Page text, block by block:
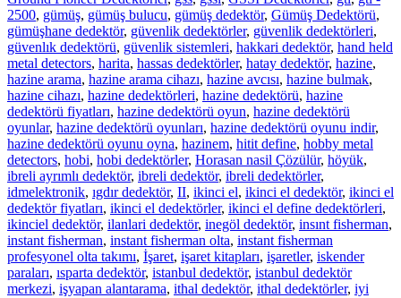
2500, gümüş, gümüş bulucu, gümüş dedektör, Gümüş Dedektörü,
gümüşhane dedektör, güvenlik dedektörler, güvenlik dedektörleri,
güvenlık dedektörü, güvenlik sistemleri, hakkari dedektör, hand held
metal detectors, harita, hassas dedektörler, hatay dedektör, hazine,
hazine arama, hazine arama cihazı, hazine avcısı, hazine bulmak,
hazine cihazı, hazine dedektörleri, hazine dedektörü, hazine
dedektörü fiyatları, hazine dedektörü oyun, hazine dedektörü
oyunlar, hazine dedektörü oyunları, hazine dedektörü oyunu indir,
hazine dedektörü oyunu oyna, hazinem, hitit define, hobby metal
detectors, hobi, hobi dedektörler, Horasan nasil Çözülür, höyük,
ibreli ayrımlı dedektör, ibreli dedektör, ibreli dedektörler,
idmelektronik, ıgdır dedektör, II, ikinci el, ikinci el dedektör, ikinci el
dedektör fiyatları, ikinci el dedektörler, ikinci el define dedektörleri,
ikinciel dedektör, ilanlari dedektör, inegöl dedektör, insınt fisherman,
instant fisherman, instant fisherman olta, instant fisherman
profesyonel olta takımı, İşaret, işaret kitapları, işaretler, iskender
paraları, ısparta dedektör, istanbul dedektör, istanbul dedektör
merkezi, işyapan alantarama, ithal dedektör, ithal dedektörler, iyi